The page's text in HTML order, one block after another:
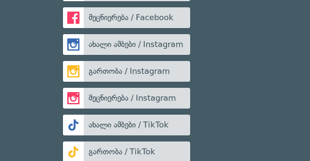
მეცნიერება / Facebook
ახალი ამბები / Instagram
გართობა / Instagram
მეცნიერება / Instagram
ახალი ამბები / TikTok
გართობა / TikTok